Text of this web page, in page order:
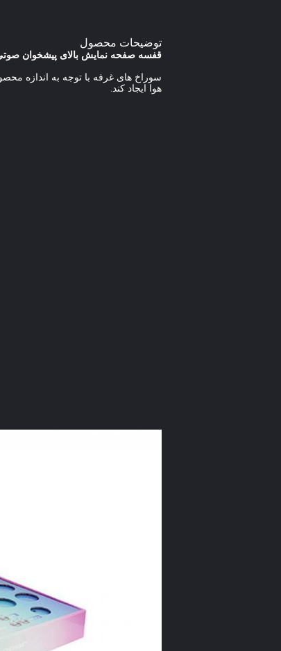
توضیحات محصول
قفسه صفحه نمایش بالای پیشخوان
سوراخ های غرفه با توجه به اندازه
هوا ایجاد کند.